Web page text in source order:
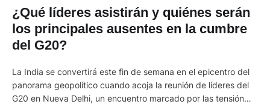
¿Qué líderes asistirán y quiénes serán
los principales ausentes en la cumbre
del G20?
La India se convertirá este fin de semana en el epicentro del
panorama geopolítico cuando acoja la reunión de líderes del
G20 en Nueva Delhi, un encuentro marcado por las tensión